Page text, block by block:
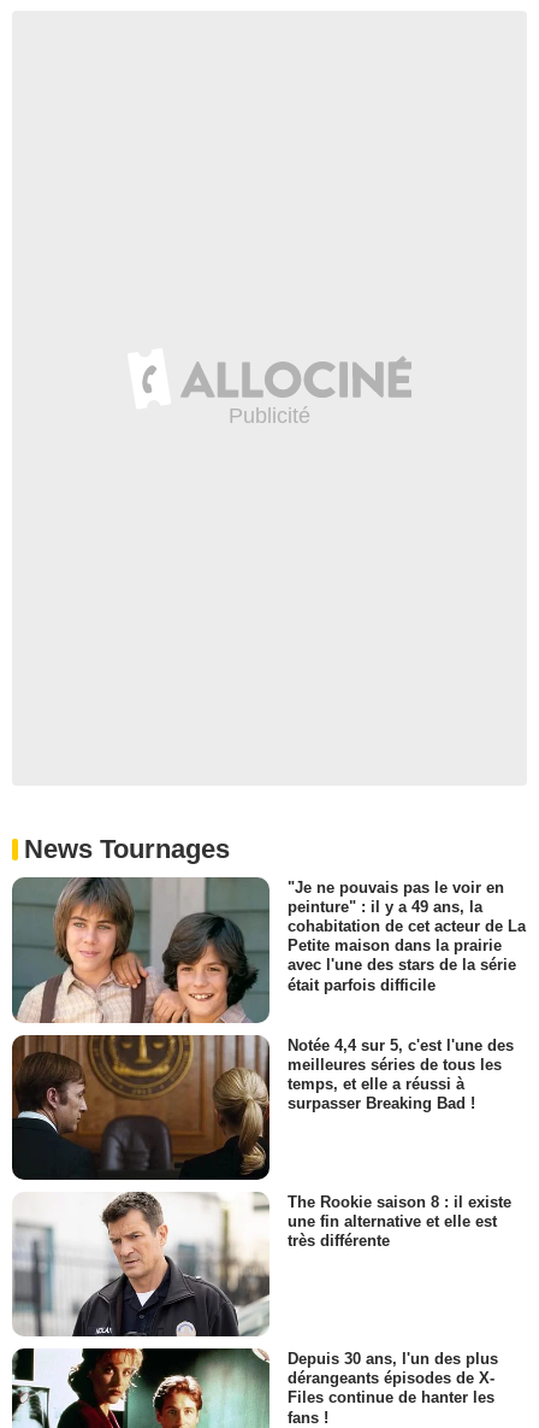
News Tournages
"Je ne pouvais pas le voir en
peinture" : il y a 49 ans, la
cohabitation de cet acteur de La
Petite maison dans la prairie
avec l'une des stars de la série
était parfois difficile
Notée 4,4 sur 5, c'est l'une des
meilleures séries de tous les
temps, et elle a réussi à
surpasser Breaking Bad !
The Rookie saison 8 : il existe
une fin alternative et elle est
très différente
Depuis 30 ans, l'un des plus
dérangeants épisodes de X-
Files continue de hanter les
fans !